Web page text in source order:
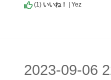
(1) いいね！ | Yez
2023-09-06